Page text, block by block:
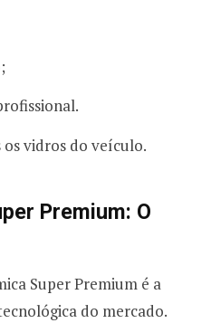
os vidros do veículo.
Premium: O
Super Premium é a
do mercado.